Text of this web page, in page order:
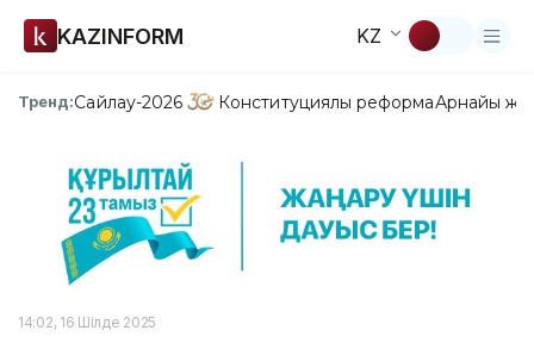
KAZINFORM KZ
Тренд:Сайлау-2026 Конституциялық реформаАрнайы
14:02, 16 Шілде 2025